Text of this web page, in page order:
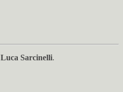
Luca Sarcinelli.